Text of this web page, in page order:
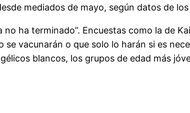
mediados de mayo, según datos de los
ha terminado”. Encuestas como la de
vacunarán o que solo lo harán si es
blancos, los grupos de edad más